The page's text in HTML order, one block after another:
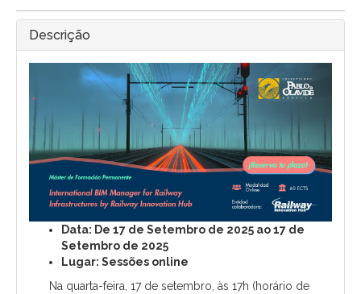
Descrição
Data: De 17 de Setembro de 2025 ao 17 de
Setembro de 2025
Lugar: Sessões online
Na quarta-feira, 17 de setembro, às 17h (horário de